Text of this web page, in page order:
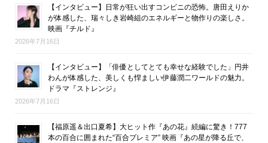
【インタビュー】日常が狂い出すコンビニの恐怖。唐田えりか
が体感した、瑞々しき岩崎組のエネルギーと物作りの楽しさ。
映画『チルド』
2026年7月16日
【インタビュー】「俳優としてとても幸せな経験でした」円井
わんが体感した、美しくも悍ましい伊藤潤二ワールドの魅力。
ドラマ『ストレンジ』
2026年7月16日
【福原遥＆出口夏希】大ヒット作『あの花』続編に驚き！777
本の百合に囲まれた“百合プレミア” 映画『あの星が降る丘で、